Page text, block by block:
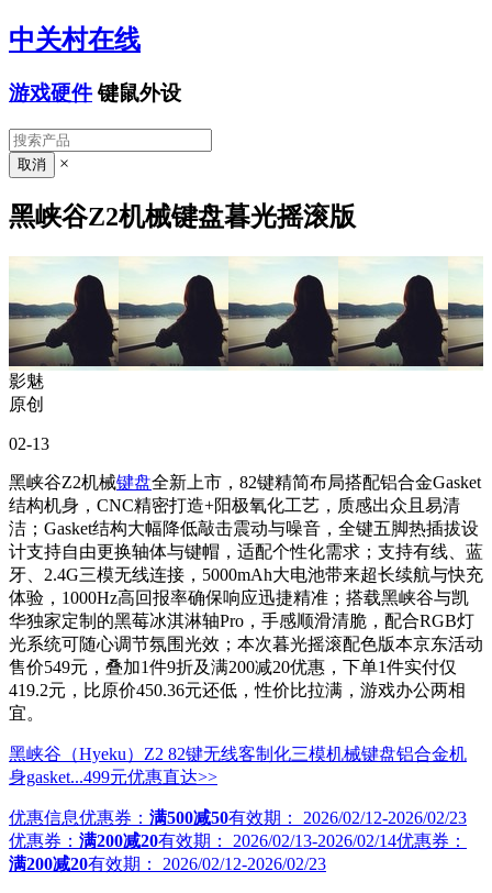
中关村在线
游戏硬件 键鼠外设
×
黑峡谷Z2机械键盘暮光摇滚版
影魅
原创
02-13
黑峡谷Z2机械键盘全新上市，82键精简布局搭配铝合金Gasket
结构机身，CNC精密打造+阳极氧化工艺，质感出众且易清
洁；Gasket结构大幅降低敲击震动与噪音，全键五脚热插拔设
计支持自由更换轴体与键帽，适配个性化需求；支持有线、蓝
牙、2.4G三模无线连接，5000mAh大电池带来超长续航与快充
体验，1000Hz高回报率确保响应迅捷精准；搭载黑峡谷与凯
华独家定制的黑莓冰淇淋轴Pro，手感顺滑清脆，配合RGB灯
光系统可随心调节氛围光效；本次暮光摇滚配色版本京东活动
售价549元，叠加1件9折及满200减20优惠，下单1件实付仅
419.2元，比原价450.36元还低，性价比拉满，游戏办公两相
宜。
黑峡谷（Hyeku）Z2 82键无线客制化三模机械键盘铝合金机
身gasket...499元优惠直达>>
优惠信息优惠券： 满500减50有效期：
2026/02/12-2026/02/23
优惠券： 满200减20有效期： 2026/02/13-2026/02/14优惠券：
满200减20有效期： 2026/02/12-2026/02/23